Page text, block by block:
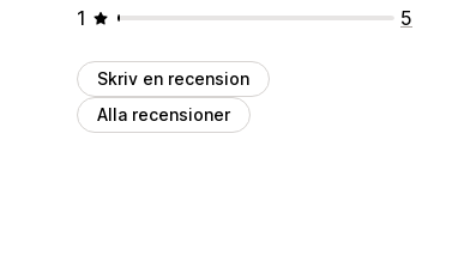
1
5
Skriv en recension
Alla recensioner